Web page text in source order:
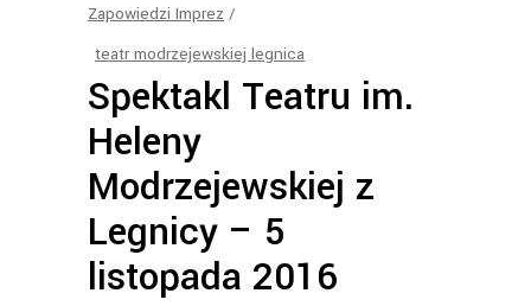
Zapowiedzi Imprez
teatr modrzejewskiej legnica
Spektakl Teatru im.
Heleny
Modrzejewskiej z
Legnicy – 5
listopada 2016